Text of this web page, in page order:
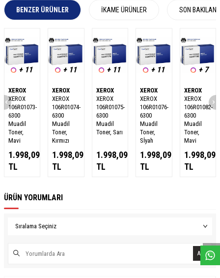
WhasappDeseHatt
BENZER ÜRÜNLER İKAME ÜRÜNLER SON
+ 11
XEROX
XEROX
106R01073-
6300
Muadil
Toner,
Mavi
1.998,09
TL
+ 11
XEROX
XEROX
106R01074-
6300
Muadil
Toner,
Kırmızı
1.998,09
TL
+ 11
XEROX
XEROX
106R01075-
6300
Muadil
Toner, Sarı
1.998,09
TL
+ 11
XEROX
XEROX
106R01076-
6300
Muadil
Toner,
Sİyah
1.998,09
TL
+ 7
XEROX
XEROX
106R01082-
6300
Muadil
Toner,
Mavi
1.998,09
TL
ÜRÜN YORUMLARI
Ara